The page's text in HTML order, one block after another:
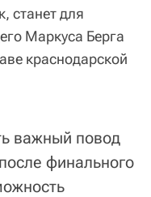
станет для
Маркуса Берга
краснодарской
важный повод
финального